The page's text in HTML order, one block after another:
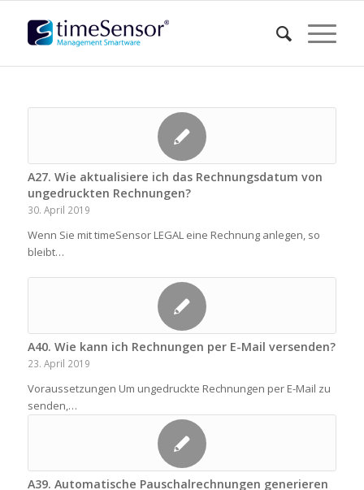
A27. Wie aktualisiere ich das Rechnungsdatum von
ungedruckten Rechnungen?
30. April 2019
Wenn Sie mit timeSensor LEGAL eine Rechnung anlegen, so
bleibt…
A40. Wie kann ich Rechnungen per E-Mail versenden?
23. April 2019
Voraussetzungen Um ungedruckte Rechnungen per E-Mail zu
senden,…
A39. Automatische Pauschalrechnungen generieren